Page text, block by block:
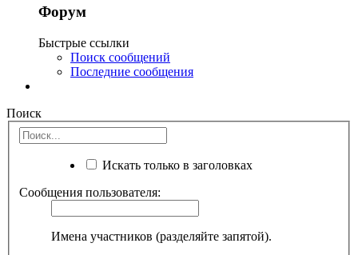
Форум
Быстрые ссылки
Поиск сообщений
Последние сообщения
Поиск
Искать только в заголовках
Сообщения пользователя:
Имена участников (разделяйте запятой).